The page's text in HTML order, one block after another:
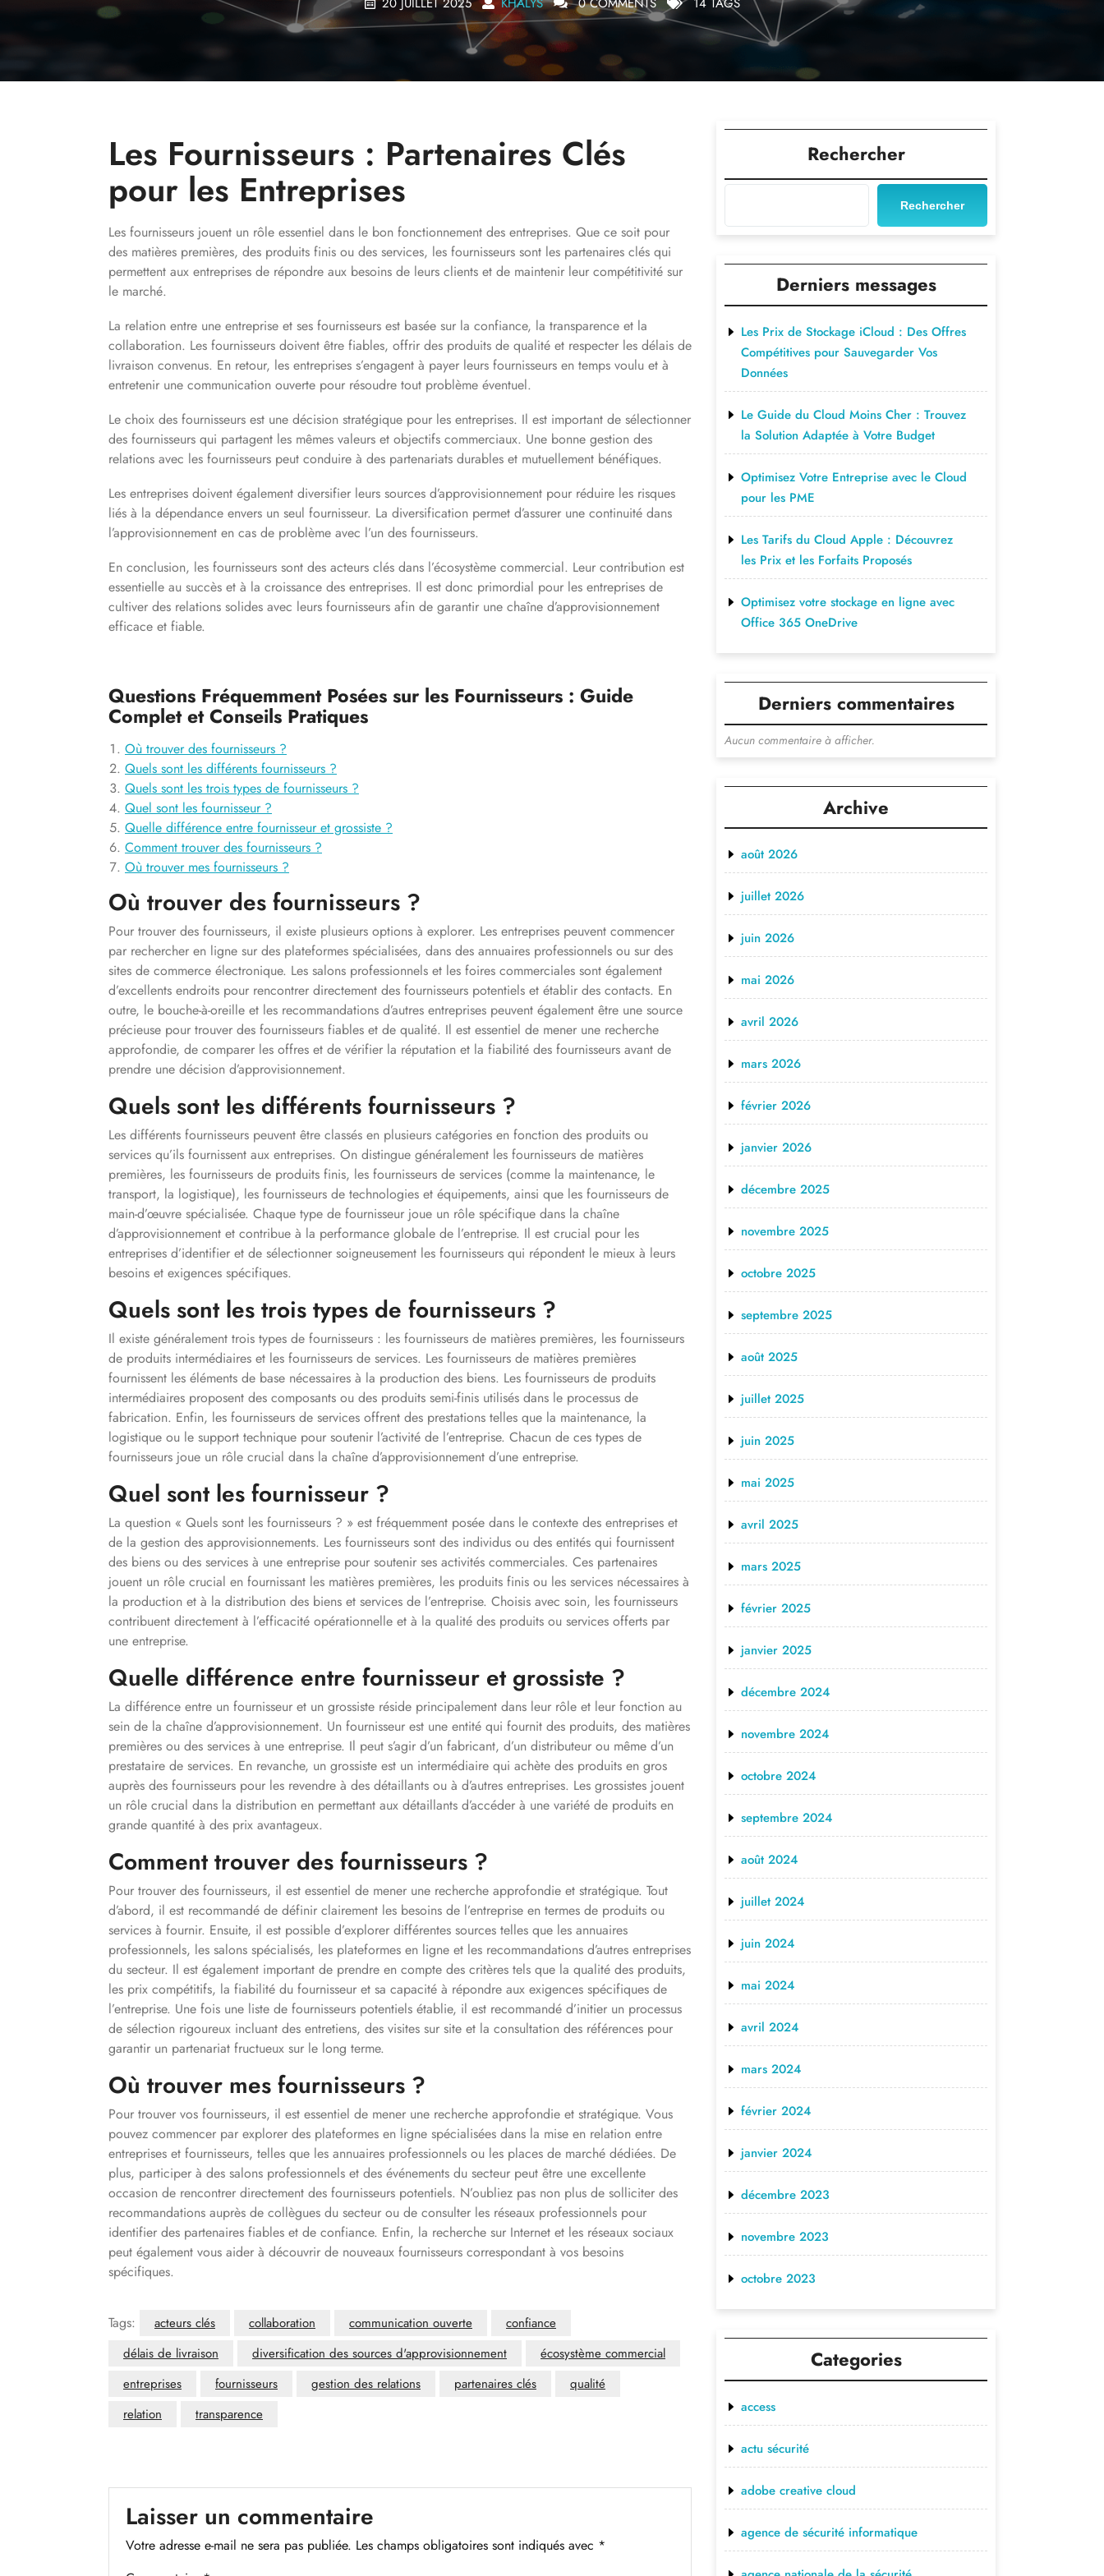
Les Fournisseurs : Partenaires Clés
pour les Entreprises
Les fournisseurs jouent un rôle essentiel dans le bon fonctionnement des entreprises. Que ce soit pour
des matières premières, des produits finis ou des services, les fournisseurs sont les partenaires clés qui
permettent aux entreprises de répondre aux besoins de leurs clients et de maintenir leur compétitivité sur
le marché.
La relation entre une entreprise et ses fournisseurs est basée sur la confiance, la transparence et la
collaboration. Les fournisseurs doivent être fiables, offrir des produits de qualité et respecter les délais de
livraison convenus. En retour, les entreprises s’engagent à payer leurs fournisseurs en temps voulu et à
entretenir une communication ouverte pour résoudre tout problème éventuel.
Le choix des fournisseurs est une décision stratégique pour les entreprises. Il est important de sélectionner
des fournisseurs qui partagent les mêmes valeurs et objectifs commerciaux. Une bonne gestion des
relations avec les fournisseurs peut conduire à des partenariats durables et mutuellement bénéfiques.
Les entreprises doivent également diversifier leurs sources d’approvisionnement pour réduire les risques
liés à la dépendance envers un seul fournisseur. La diversification permet d’assurer une continuité dans
l’approvisionnement en cas de problème avec l’un des fournisseurs.
En conclusion, les fournisseurs sont des acteurs clés dans l’écosystème commercial. Leur contribution est
essentielle au succès et à la croissance des entreprises. Il est donc primordial pour les entreprises de
cultiver des relations solides avec leurs fournisseurs afin de garantir une chaîne d’approvisionnement
efficace et fiable.
Questions Fréquemment Posées sur les Fournisseurs : Guide
Complet et Conseils Pratiques
Où trouver des fournisseurs ?
Quels sont les différents fournisseurs ?
Quels sont les trois types de fournisseurs ?
Quel sont les fournisseur ?
Quelle différence entre fournisseur et grossiste ?
Comment trouver des fournisseurs ?
Où trouver mes fournisseurs ?
Où trouver des fournisseurs ?
Pour trouver des fournisseurs, il existe plusieurs options à explorer. Les entreprises peuvent commencer
par rechercher en ligne sur des plateformes spécialisées, dans des annuaires professionnels ou sur des
sites de commerce électronique. Les salons professionnels et les foires commerciales sont également
d’excellents endroits pour rencontrer directement des fournisseurs potentiels et établir des contacts. En
outre, le bouche-à-oreille et les recommandations d’autres entreprises peuvent également être une source
précieuse pour trouver des fournisseurs fiables et de qualité. Il est essentiel de mener une recherche
approfondie, de comparer les offres et de vérifier la réputation et la fiabilité des fournisseurs avant de
prendre une décision d’approvisionnement.
Quels sont les différents fournisseurs ?
Les différents fournisseurs peuvent être classés en plusieurs catégories en fonction des produits ou
services qu’ils fournissent aux entreprises. On distingue généralement les fournisseurs de matières
premières, les fournisseurs de produits finis, les fournisseurs de services (comme la maintenance, le
transport, la logistique), les fournisseurs de technologies et équipements, ainsi que les fournisseurs de
main-d’œuvre spécialisée. Chaque type de fournisseur joue un rôle spécifique dans la chaîne
d’approvisionnement et contribue à la performance globale de l’entreprise. Il est crucial pour les
entreprises d’identifier et de sélectionner soigneusement les fournisseurs qui répondent le mieux à leurs
besoins et exigences spécifiques.
Quels sont les trois types de fournisseurs ?
Il existe généralement trois types de fournisseurs : les fournisseurs de matières premières, les fournisseurs
de produits intermédiaires et les fournisseurs de services. Les fournisseurs de matières premières
fournissent les éléments de base nécessaires à la production des biens. Les fournisseurs de produits
intermédiaires proposent des composants ou des produits semi-finis utilisés dans le processus de
fabrication. Enfin, les fournisseurs de services offrent des prestations telles que la maintenance, la
logistique ou le support technique pour soutenir l’activité de l’entreprise. Chacun de ces types de
fournisseurs joue un rôle crucial dans la chaîne d’approvisionnement d’une entreprise.
Quel sont les fournisseur ?
La question « Quels sont les fournisseurs ? » est fréquemment posée dans le contexte des entreprises et
de la gestion des approvisionnements. Les fournisseurs sont des individus ou des entités qui fournissent
des biens ou des services à une entreprise pour soutenir ses activités commerciales. Ces partenaires
jouent un rôle crucial en fournissant les matières premières, les produits finis ou les services nécessaires à
la production et à la distribution des biens et services de l’entreprise. Choisis avec soin, les fournisseurs
contribuent directement à l’efficacité opérationnelle et à la qualité des produits ou services offerts par
une entreprise.
Quelle différence entre fournisseur et grossiste ?
La différence entre un fournisseur et un grossiste réside principalement dans leur rôle et leur fonction au
sein de la chaîne d’approvisionnement. Un fournisseur est une entité qui fournit des produits, des matières
premières ou des services à une entreprise. Il peut s’agir d’un fabricant, d’un distributeur ou même d’un
prestataire de services. En revanche, un grossiste est un intermédiaire qui achète des produits en gros
auprès des fournisseurs pour les revendre à des détaillants ou à d’autres entreprises. Les grossistes jouent
un rôle crucial dans la distribution en permettant aux détaillants d’accéder à une variété de produits en
grande quantité à des prix avantageux.
Comment trouver des fournisseurs ?
Pour trouver des fournisseurs, il est essentiel de mener une recherche approfondie et stratégique. Tout
d’abord, il est recommandé de définir clairement les besoins de l’entreprise en termes de produits ou
services à fournir. Ensuite, il est possible d’explorer différentes sources telles que les annuaires
professionnels, les salons spécialisés, les plateformes en ligne et les recommandations d’autres entreprises
du secteur. Il est également important de prendre en compte des critères tels que la qualité des produits,
les prix compétitifs, la fiabilité du fournisseur et sa capacité à répondre aux exigences spécifiques de
l’entreprise. Une fois une liste de fournisseurs potentiels établie, il est recommandé d’initier un processus
de sélection rigoureux incluant des entretiens, des visites sur site et la consultation des références pour
garantir un partenariat fructueux sur le long terme.
Où trouver mes fournisseurs ?
Pour trouver vos fournisseurs, il est essentiel de mener une recherche approfondie et stratégique. Vous
pouvez commencer par explorer des plateformes en ligne spécialisées dans la mise en relation entre
entreprises et fournisseurs, telles que les annuaires professionnels ou les places de marché dédiées. De
plus, participer à des salons professionnels et des événements du secteur peut être une excellente
occasion de rencontrer directement des fournisseurs potentiels. N’oubliez pas non plus de solliciter des
recommandations auprès de collègues du secteur ou de consulter les réseaux professionnels pour
identifier des partenaires fiables et de confiance. Enfin, la recherche sur Internet et les réseaux sociaux
peut également vous aider à découvrir de nouveaux fournisseurs correspondant à vos besoins
spécifiques.
Tags: acteurs clés collaboration communication ouverte
confiance
délais de livraison
diversification des sources d'approvisionnement
écosystème commercial
entreprises
fournisseurs gestion des relations partenaires clés
qualité
relation
transparence
Laisser un commentaire
Votre adresse e-mail ne sera pas publiée. Les champs obligatoires sont indiqués avec *
Rechercher
Rechercher
Derniers messages
Les Prix de Stockage iCloud : Des Offres
Compétitives pour Sauvegarder Vos
Données
Le Guide du Cloud Moins Cher : Trouvez
la Solution Adaptée à Votre Budget
Optimisez Votre Entreprise avec le Cloud
pour les PME
Les Tarifs du Cloud Apple : Découvrez
les Prix et les Forfaits Proposés
Optimisez votre stockage en ligne avec
Office 365 OneDrive
Derniers commentaires
Aucun commentaire à afficher.
Archive
août 2026
juillet 2026
juin 2026
mai 2026
avril 2026
mars 2026
février 2026
janvier 2026
décembre 2025
novembre 2025
octobre 2025
septembre 2025
août 2025
juillet 2025
juin 2025
mai 2025
avril 2025
mars 2025
février 2025
janvier 2025
décembre 2024
novembre 2024
octobre 2024
septembre 2024
août 2024
juillet 2024
juin 2024
mai 2024
avril 2024
mars 2024
février 2024
janvier 2024
décembre 2023
novembre 2023
octobre 2023
Categories
access
actu sécurité
adobe creative cloud
agence de sécurité informatique